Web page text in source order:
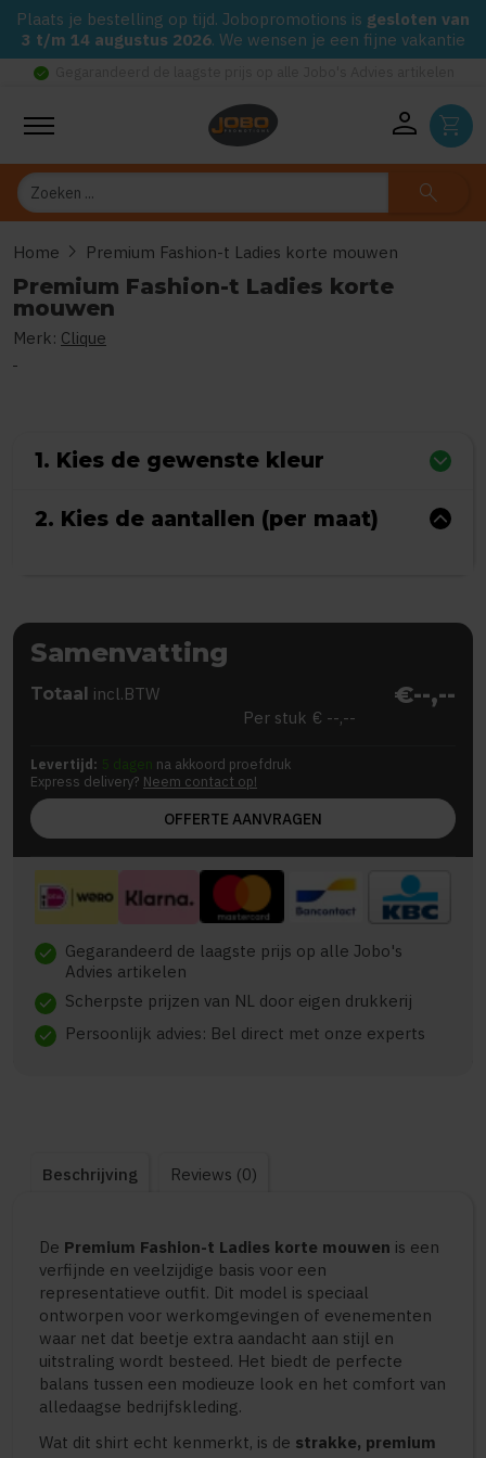
Plaats je bestelling op tijd. Jobopromotions is gesloten van
3 t/m 14 augustus 2026. We wensen je een fijne vakantie
check_circle
person shopping_cart
Zoeken search
Home chevron_right Premium Fashion-t Ladies korte mouwen
Premium Fashion-t Ladies korte
mouwen
Merk: Clique
1. Kies de gewenste kleur
2. Kies de aantallen (per maat)
Samenvatting
Totaal incl.BTW €--,--
Per stuk € --,--
Levertijd: 5 dagen na akkoord proefdruk
Express delivery? Neem contact op!
OFFERTE AANVRAGEN
check Gegarandeerd de laagste prijs op alle Jobo's
Advies artikelen
check Scherpste prijzen van NL door eigen drukkerij
check Persoonlijk advies: Bel direct met onze experts
Beschrijving Reviews (0)
De Premium Fashion-t Ladies korte mouwen is een
verfijnde en veelzijdige basis voor een
representatieve outfit. Dit model is speciaal
ontworpen voor werkomgevingen of evenementen
waar net dat beetje extra aandacht aan stijl en
uitstraling wordt besteed. Het biedt de perfecte
balans tussen een modieuze look en het comfort van
alledaagse bedrijfskleding.
Wat dit shirt echt kenmerkt, is de strakke, premium